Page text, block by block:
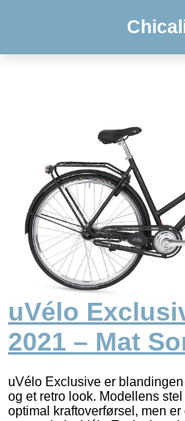
uVélo
2021 – Mat
uVélo Exclusive er
og et retro look. Modellens
optimal kraftoverførsel, men